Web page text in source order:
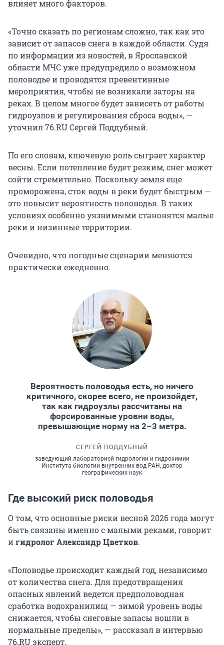
влияет много факторов.
«Точно сказать по регионам сложно, так как это
зависит от запасов снега в каждой области. Судя
по информации из новостей, в Ярославской
области МЧС уже предупредило о возможном
половодье и проводятся превентивные
мероприятия, чтобы не возникали заторы на
реках. В целом многое будет зависеть от работы
гидроузлов и регулирования сброса воды», —
уточнил 76.RU Сергей Поддубный.
По его словам, ключевую роль сыграет характер
весны. Если потепление будет резким, снег может
сойти стремительно. Поскольку земля еще
проморожена, сток воды в реки будет быстрым —
это повысит вероятность половодья. В таких
условиях особенно уязвимыми становятся малые
реки и низинные территории.
Очевидно, что погодные сценарии меняются
практически ежедневно.
Вероятность половодья есть, но ничего
критичного, скорее всего, не произойдет,
так как гидроузлы рассчитаны на
форсированные уровни воды,
превышающие норму на 2–3 метра.
СЕРГЕЙ ПОДДУБНЫЙ
заведующий лабораторией гидрологии и гидрохимии
Института биологии внутренних вод РАН, доктор
географических наук
Где высокий риск половодья
О том, что основные риски весной 2026 года могут
быть связаны именно с малыми реками, говорит
игидролог Александр Цветков.
«Половодье происходит каждый год, независимо
от количества снега. Для предотвращения
опасных явлений ведется предполоводная
сработка водохранилищ — зимой уровень воды
снижается, чтобы снеговые запасы вошли в
нормальные пределы», — рассказал в интервью
76.RU эксперт.